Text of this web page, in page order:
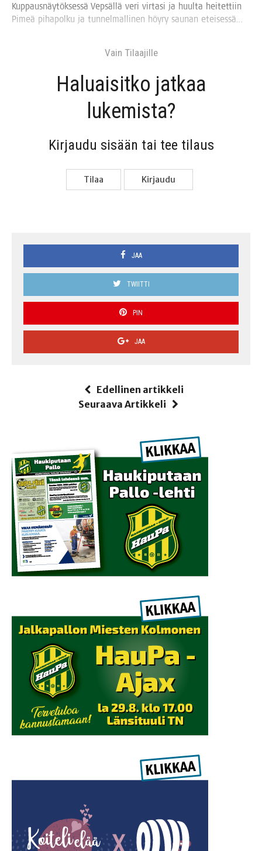
Kup­paus­näy­tök­ses­sä Vep­säl­lä veri vir­ta­si ja huul­ta hei­tet­tiin
Pimeä piha­pol­ku ja tun­nel­mal­li­nen höy­ry sau­nan eteisessä…
Vain Tilaa­jil­le
Haluai­sit­ko jat­kaa
lukemista?
Kir­jau­du sisään tai tee tilaus
Tilaa Kir­jau­du
JAA
TWIITTI
PIN
JAA
Edellinen artikkeli
Seuraava Artikkeli